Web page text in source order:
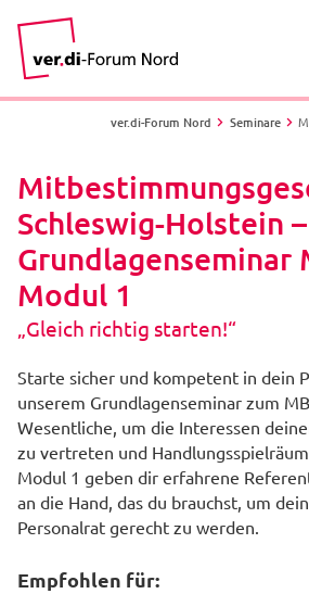
ver.di-Forum Nord Seminare
Schleswig-Holstein –
Grundlagenseminar
Modul 1
„Gleich richtig starten!“
Starte sicher und kompetent in dein
unserem Grundlagenseminar zum
Wesentliche, um die Interessen
zu vertreten und
Modul 1 geben dir erfahrene
an die Hand, das du brauchst, um
Personalrat gerecht zu werden.
Empfohlen für: